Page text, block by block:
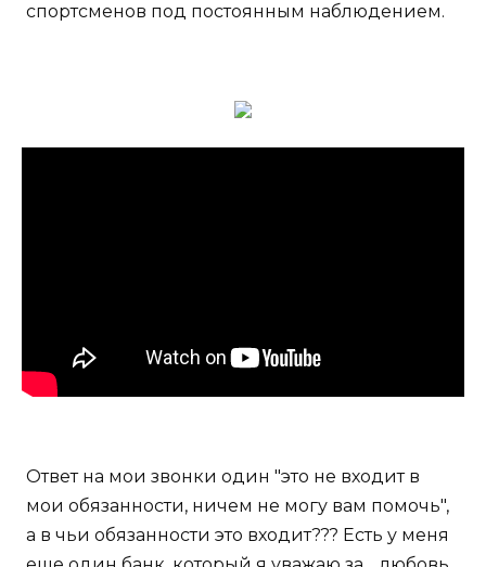
спортсменов под постоянным наблюдением.
Ответ на мои звонки один "это не входит в
мои обязанности, ничем не могу вам помочь",
а в чьи обязанности это входит??? Есть у меня